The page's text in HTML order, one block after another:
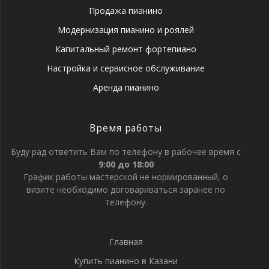
Продажа пианино
Модернизация пианино и роялей
Капитальный ремонт фортепиано
Настройка и сервисное обслуживание
Аренда пианино
Время работы
Буду рад ответить Вам по телефону в рабочее время с
9:00 до 18:00
График работы мастерской не нормированный, о
визите необходимо договариваться заранее по
телефону.
Главная
Купить пианино в Казани